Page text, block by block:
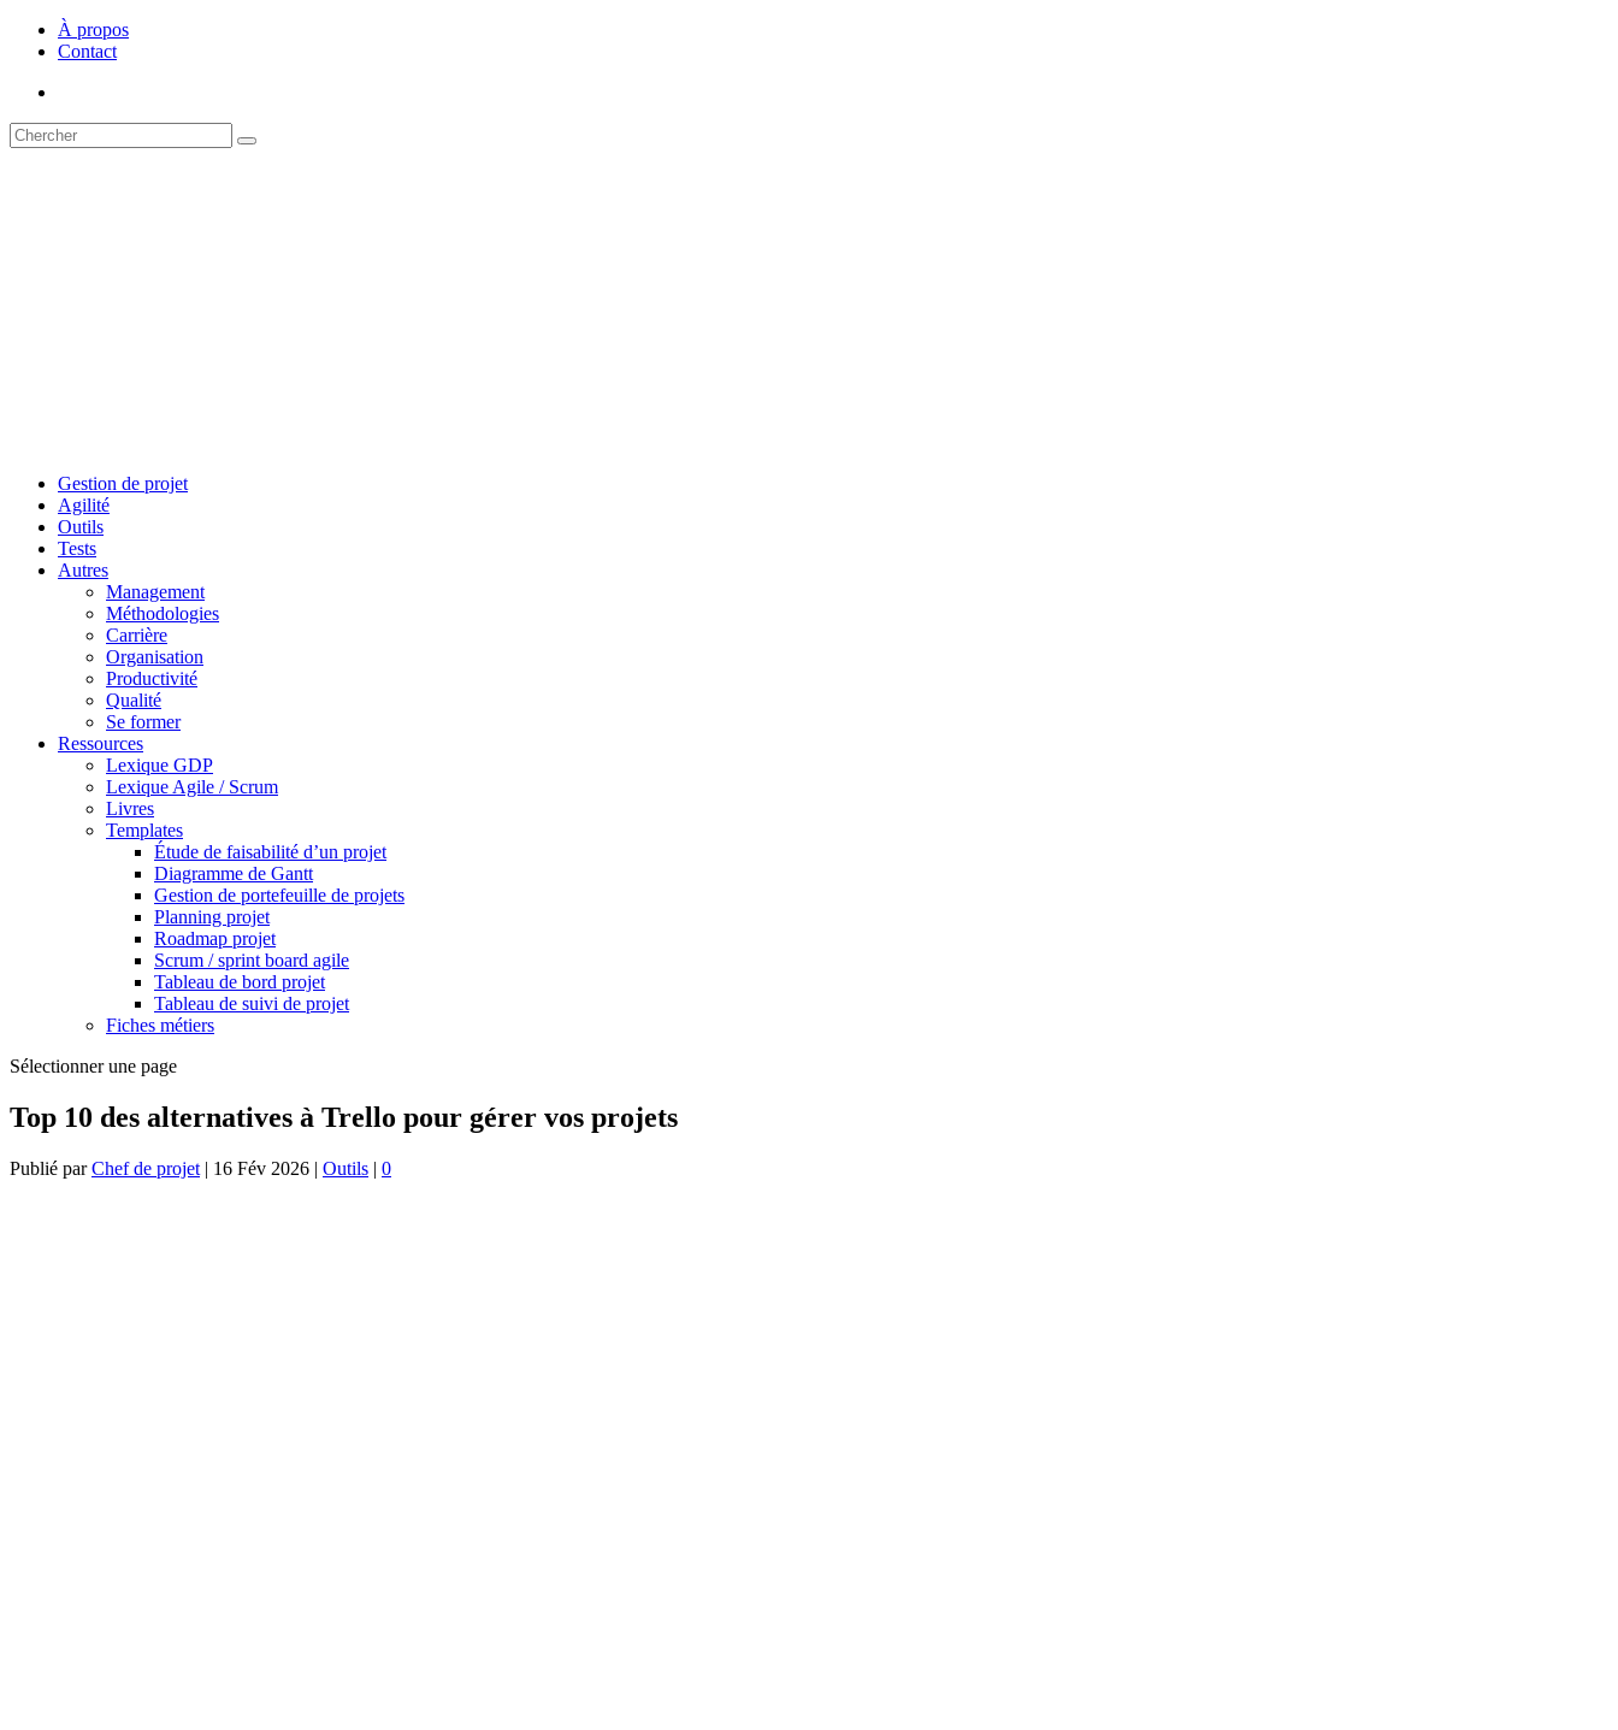
À propos
Contact
Gestion de projet
Agilité
Outils
Tests
Autres
Management
Méthodologies
Carrière
Organisation
Productivité
Qualité
Se former
Ressources
Lexique GDP
Lexique Agile / Scrum
Livres
Templates
Étude de faisabilité d’un projet
Diagramme de Gantt
Gestion de portefeuille de projets
Planning projet
Roadmap projet
Scrum / sprint board agile
Tableau de bord projet
Tableau de suivi de projet
Fiches métiers
Sélectionner une page
Top 10 des alternatives à Trello pour gérer vos projets
Publié parChef de projet | 16 Fév 2026 | Outils | 0